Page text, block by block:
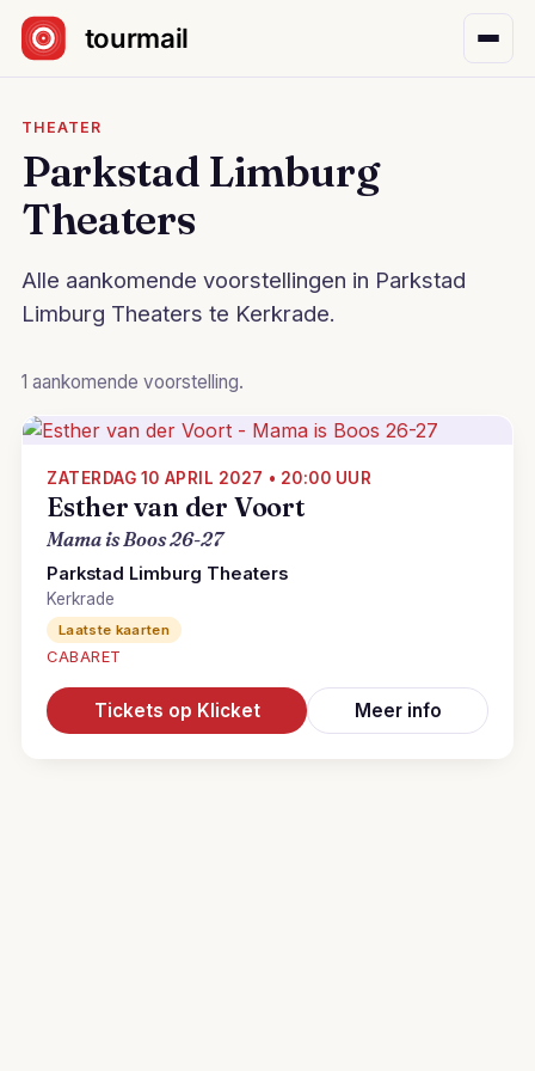
Sla navigatie over
THEATER
Parkstad Limburg
Theaters
Alle aankomende voorstellingen in Parkstad
Limburg Theaters te Kerkrade.
1 aankomende voorstelling.
ZATERDAG 10 APRIL 2027 • 20:00 UUR
Esther van der Voort
Mama is Boos 26-27
Parkstad Limburg Theaters
Kerkrade
Laatste kaarten
CABARET
Tickets op Klicket Meer info